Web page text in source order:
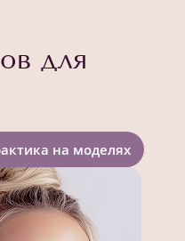
для
на моделях